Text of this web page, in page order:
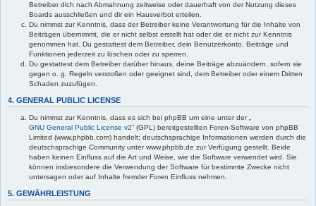
Betreiber dich nach Abmahnung zeitweise oder dauerhaft von der Nutzung dieses
Boards ausschließen und dir ein Hausverbot erteilen.
Du nimmst zur Kenntnis, dass der Betreiber keine Verantwortung für die Inhalte von
Beiträgen übernimmt, die er nicht selbst erstellt hat oder die er nicht zur Kenntnis
genommen hat. Du gestattest dem Betreiber, dein Benutzerkonto, Beiträge und
Funktionen jederzeit zu löschen oder zu sperren.
Du gestattest dem Betreiber darüber hinaus, deine Beiträge abzuändern, sofern sie
gegen o. g. Regeln verstoßen oder geeignet sind, dem Betreiber oder einem Dritten
Schaden zuzufügen.
4. GENERAL PUBLIC LICENSE
Du nimmst zur Kenntnis, dass es sich bei phpBB um eine unter der „
GNU General Public License v2“ (GPL) bereitgestellten Foren-Software von phpBB
Limited (www.phpbb.com) handelt; deutschsprachige Informationen werden durch die
deutschsprachige Community unter www.phpbb.de zur Verfügung gestellt. Beide
haben keinen Einfluss auf die Art und Weise, wie die Software verwendet wird. Sie
können insbesondere die Verwendung der Software für bestimmte Zwecke nicht
untersagen oder auf Inhalte fremder Foren Einfluss nehmen.
5. GEWÄHRLEISTUNG